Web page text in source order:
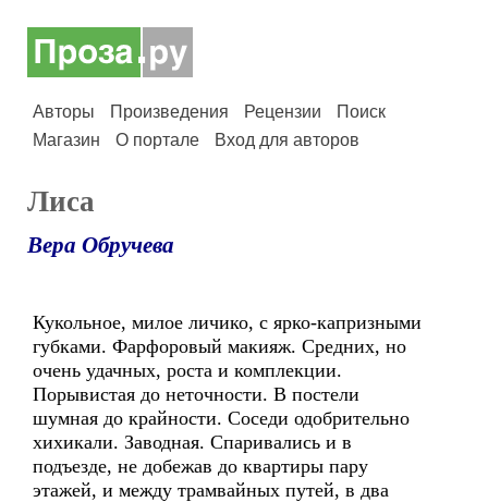
Авторы Произведения Рецензии
Поиск
Магазин
О портале Вход для авторов
Лиса
Вера Обручева
Кукольное, милое личико, с ярко-капризными
губками. Фарфоровый макияж. Средних, но
очень удачных, роста и комплекции.
Порывистая до неточности. В постели
шумная до крайности. Соседи одобрительно
хихикали. Заводная. Спаривались и в
подъезде, не добежав до квартиры пару
этажей, и между трамвайных путей, в два